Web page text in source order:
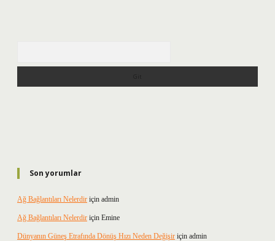
Son yorumlar
Ağ Bağlantıları Nelerdir için admin
Ağ Bağlantıları Nelerdir için Emine
Dünyanın Güneş Etrafında Dönüş Hızı Neden Değişir için admin